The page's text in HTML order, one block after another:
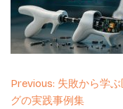
投
稿
Previous: 失敗から学
グの実践事例集